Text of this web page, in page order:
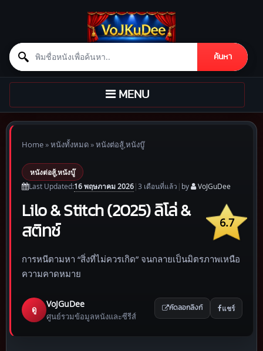
Search for:
ค้นหา
Skip to content
TOGGLE
NAVIGATION
MENU
Home»หนังทั้งหมด»หนังต่อสู้,หนังบู๊
หนังต่อสู้,หนังบู๊
Last Updated:16 พฤษภาคม 2026|3 เดือนที่แล้ว | by VoJGuDee
6.7
Lilo & Stitch (2025) ลิโล่ &
สติทช์
การหนีตามหา “สิ่งที่ไม่ควรเกิด” จนกลายเป็นมิตรภาพเหนือ
ความคาดหมาย
ดู
VoJGuDee
ศูนย์รวมข้อมูลหนังและซีรีส์
คัดลอกลิงก์ แชร์